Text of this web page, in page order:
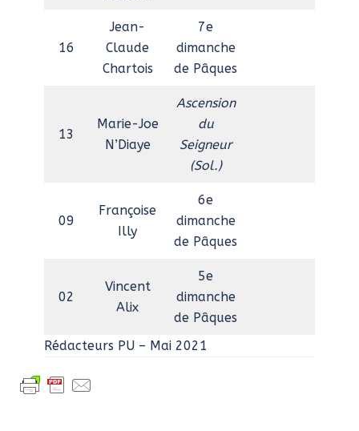
16
Jean-
Claude
Chartois
7e
dimanche
de Pâques
13
Marie-Joe
N’Diaye
Ascension
du
Seigneur
(Sol.)
09
Françoise
Illy
6e
dimanche
de Pâques
02
Vincent
Alix
5e
dimanche
de Pâques
Rédacteurs PU – Mai 2021